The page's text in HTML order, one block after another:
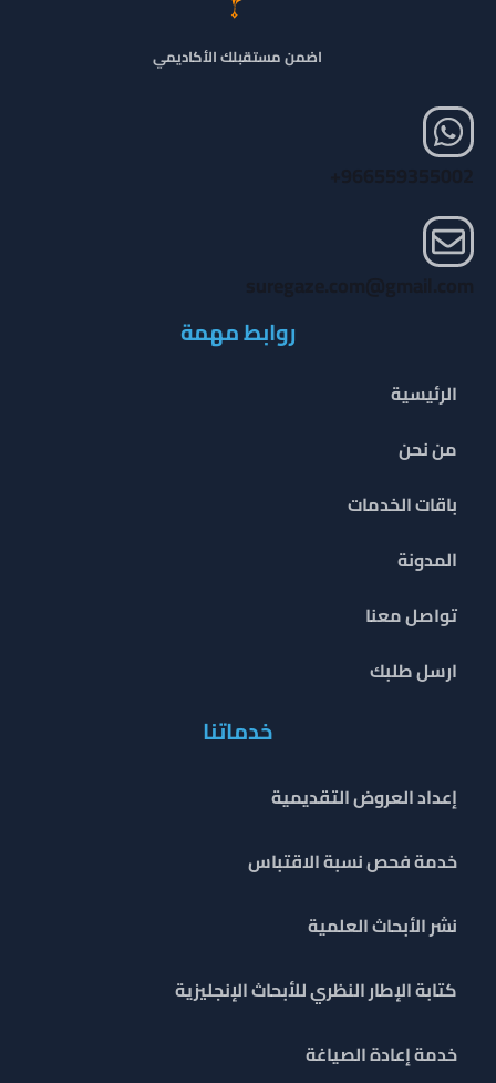
اضمن مستقبلك الأكاديمي
روابط مهمة
الرئيسية
من نحن
باقات الخدمات
المدونة
تواصل معنا
ارسل طلبك
خدماتنا
إعداد العروض التقديمية
خدمة فحص نسبة الاقتباس
نشر الأبحاث العلمية
كتابة الإطار النظري للأبحاث الإنجليزية
خدمة إعادة الصياغة